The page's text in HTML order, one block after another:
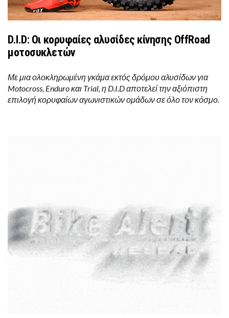
D.I.D: Οι κορυφαίες αλυσίδες κίνησης OffRoad
μοτοσυκλετών
Με μια ολοκληρωμένη γκάμα εκτός δρόμου αλυσίδων για
Motocross, Enduro και Trial, η D.I.D αποτελεί την αξιόπιστη
επιλογή κορυφαίων αγωνιστικών ομάδων σε όλο τον κόσμο.